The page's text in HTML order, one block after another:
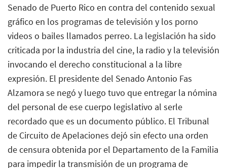
Senado de Puerto Rico en contra del contenido sexual
gráfico en los programas de televisión y los porno
videos o bailes llamados perreo. La legislación ha sido
criticada por la industria del cine, la radio y la televisión
invocando el derecho constitucional a la libre
expresión. El presidente del Senado Antonio Fas
Alzamora se negó y luego tuvo que entregar la nómina
del personal de ese cuerpo legislativo al serle
recordado que es un documento público. El Tribunal
de Circuito de Apelaciones dejó sin efecto una orden
de censura obtenida por el Departamento de la Familia
para impedir la transmisión de un programa de